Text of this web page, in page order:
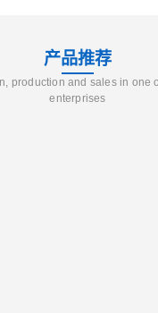
产品推荐
production and sales in one
enterprises